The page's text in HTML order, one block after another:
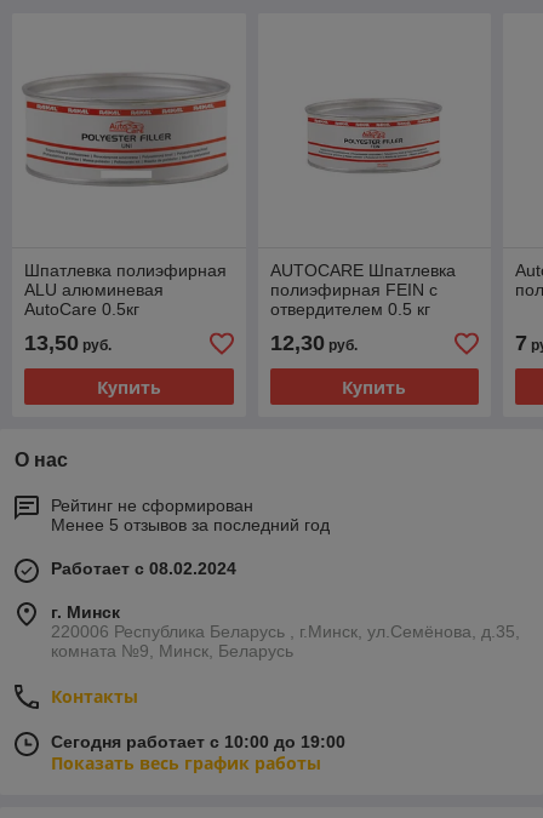
Шпатлевка полиэфирная
ALU алюминевая
AutoCare 0.5кг
13,50 руб.
Купить
AUTOCARE Шпатлевка
полиэфирная FEIN c
отвердителем 0.5 кг
12,30руб.
Купить
7
О нас
Рейтинг не сформирован
Менее 5 отзывов за последний год
Работает с 08.02.2024
г. Минск
220006 Республика Беларусь , г.Минск, ул.Семёнова, д.35,
комната №9, Минск, Беларусь
Контакты
Сегодня работает с 10:00 до 19:00
Показать весь график работы